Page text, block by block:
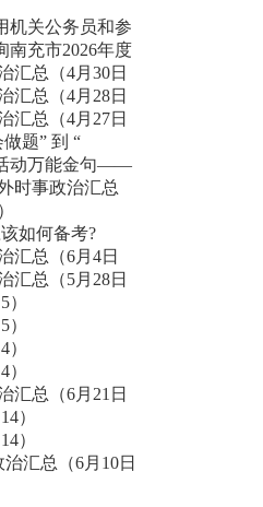
机关公务员和参
南充市2026年度
汇总（4月30日
汇总（4月28日
汇总（4月27日
题” 到 “
动万能金句——
时事政治汇总
如何备考?
汇总（6月4日
汇总（5月28日
汇总（6月21日
）
）
汇总（6月10日